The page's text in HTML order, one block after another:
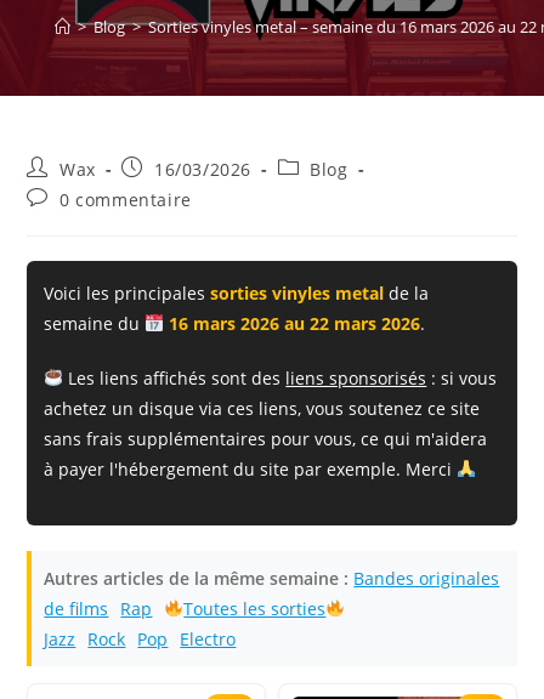
> Blog > Sorties vinyles metal – semaine du 16 mars 2026 au 22
Auteur/autrice
de
la
Wax
Publication
publiée :
16/03/2026
PostBlog
Commentaires
publication :
0 commentaire
Voici les principalessorties vinyles metal de la
semaine du
16 mars 2026 au 22 mars 2026.
Les liens affichés sont des liens sponsorisés : si vous
achetez un disque via ces liens, vous soutenez ce site
sans frais supplémentaires pour vous, ce qui m'aidera
à payer l'hébergement du site par exemple. Merci
Autres articles de la même semaine : Bandes originales
de films
Rap
Toutes les sorties
Jazz
Rock Pop Electro